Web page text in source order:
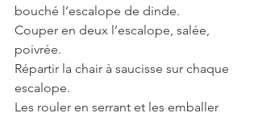
bouché l’escalope de dinde.
Couper en deux l’escalope, salée,
poivrée.
Répartir la chair à saucisse sur chaque
escalope.
Les rouler en serrant et les emballer